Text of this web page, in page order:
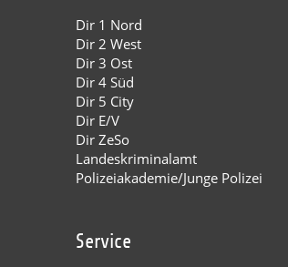
Dir 1 Nord
Dir 2 West
Dir 3 Ost
Dir 4 Süd
Dir 5 City
Dir E/V
Dir ZeSo
Landeskriminalamt
Polizeiakademie/Junge Polizei
Service